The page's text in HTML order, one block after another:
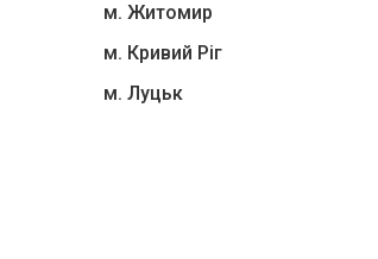
м. Житомир
м. Кривий Ріг
м. Луцьк